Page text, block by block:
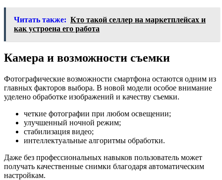
Читать также: Кто такой селлер на маркетплейсах и
как устроена его работа
Камера и возможности съемки
Фотографические возможности смартфона остаются одним из
главных факторов выбора. В новой модели особое внимание
уделено обработке изображений и качеству съемки.
четкие фотографии при любом освещении;
улучшенный ночной режим;
стабилизация видео;
интеллектуальные алгоритмы обработки.
Даже без профессиональных навыков пользователь может
получать качественные снимки благодаря автоматическим
настройкам.